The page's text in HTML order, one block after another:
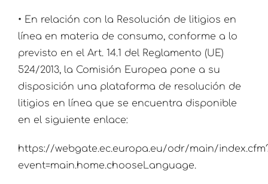
• En relación con la Resolución de litigios en
línea en materia de consumo, conforme a lo
previsto en el Art. 14.1 del Reglamento (UE)
524/2013, la Comisión Europea pone a su
disposición una plataforma de resolución de
litigios en línea que se encuentra disponible
en el siguiente enlace:
https://webgate.ec.europa.eu/odr/main/
event=main.home.chooseLanguage.